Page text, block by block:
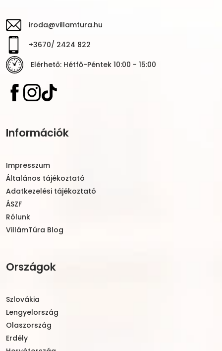
iroda@villamtura.hu
+3670/ 2424 822
Elérhető: Hétfő-Péntek 10:00 - 15:00
Információk
Impresszum
Általános tájékoztató
Adatkezelési tájékoztató
ÁSZF
Rólunk
VillámTúra Blog
Országok
Szlovákia
Lengyelország
Olaszország
Erdély